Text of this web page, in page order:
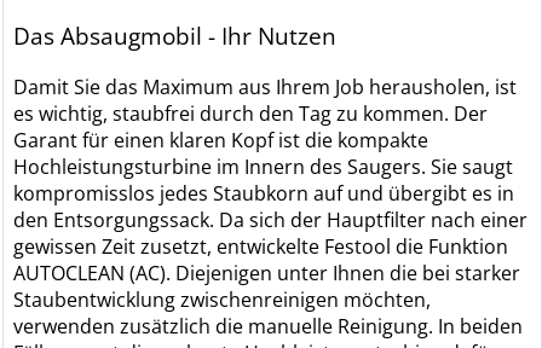
Das Absaugmobil - Ihr Nutzen
Damit Sie das Maximum aus Ihrem Job herausholen, ist
es wichtig, staubfrei durch den Tag zu kommen. Der
Garant für einen klaren Kopf ist die kompakte
Hochleistungsturbine im Innern des Saugers. Sie saugt
kompromisslos jedes Staubkorn auf und übergibt es in
den Entsorgungssack. Da sich der Hauptfilter nach einer
gewissen Zeit zusetzt, entwickelte Festool die Funktion
AUTOCLEAN (AC). Diejenigen unter Ihnen die bei starker
Staubentwicklung zwischenreinigen möchten,
verwenden zusätzlich die manuelle Reinigung. In beiden